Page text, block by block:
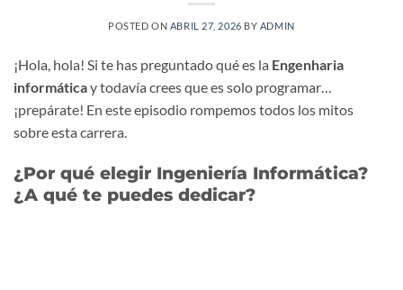
POSTED ON ABRIL 27, 2026 BY ADMIN
¡Hola, hola! Si te has preguntado qué es la Engenharia
informáticay todavía crees que es solo programar…
¡prepárate! En este episodio rompemos todos los mitos
sobre esta carrera.
¿Por qué elegir Ingeniería Informática?
¿A qué te puedes dedicar?